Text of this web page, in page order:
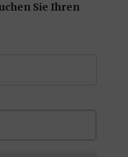
Sie Ihren